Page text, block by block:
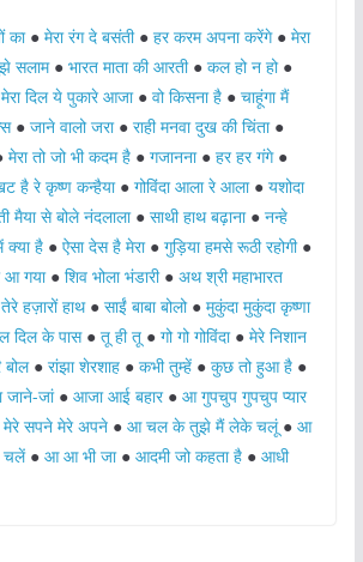
का● मेरा रंग दे बसंती● हर करम अपना करेंगे● मेरा
सलाम● भारत माता की आरती● कल हो न हो●
मेरा दिल ये पुकारे आजा● वो किसना है● चाहूंगा मैं
● जाने वालो जरा● राही मनवा दुख की चिंता●
मेरा तो जो भी कदम है● गजानना● हर हर गंगे●
है रे कृष्ण कन्हैया● गोविंदा आला रे आला● यशोदा
मैया से बोले नंदलाला● साथी हाथ बढ़ाना● नन्हे
क्या है● ऐसा देस है मेरा● गुड़िया हमसे रूठी रहोगी●
आ गया● शिव भोला भंडारी● अथ श्री महाभारत
हज़ारों हाथ● साईं बाबा बोलो● मुकुंदा मुकुंदा कृष्णा
दिल के पास● तू ही तू● गो गो गोविंदा● मेरे निशान
बोल● रांझा शेरशाह● कभी तुम्हें● कुछ तो हुआ है●
जां● आजा आई बहार● आ गुपचुप गुपचुप प्यार
सपने मेरे अपने● आ चल के तुझे मैं लेके चलूं● आ
चलें● आ आ भी जा● आदमी जो कहता है● आधी